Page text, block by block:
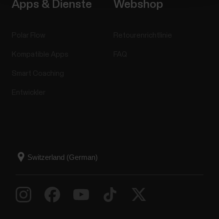
Apps & Dienste Webshop